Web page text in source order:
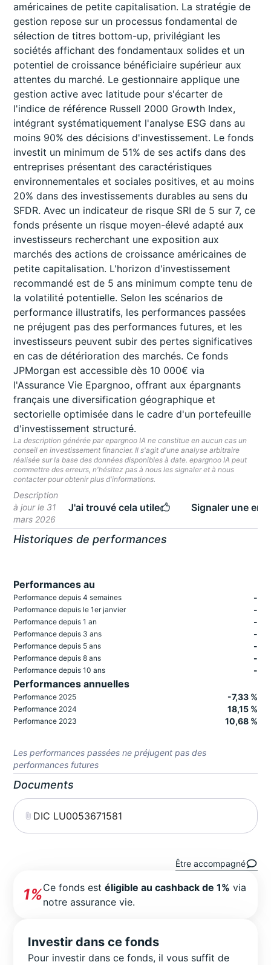
américaines de petite capitalisation. La stratégie de
gestion repose sur un processus fondamental de
sélection de titres bottom-up, privilégiant les
sociétés affichant des fondamentaux solides et un
potentiel de croissance bénéficiaire supérieur aux
attentes du marché. Le gestionnaire applique une
gestion active avec latitude pour s'écarter de
l'indice de référence Russell 2000 Growth Index,
intégrant systématiquement l'analyse ESG dans au
moins 90% des décisions d'investissement. Le fonds
investit un minimum de 51% de ses actifs dans des
entreprises présentant des caractéristiques
environnementales et sociales positives, et au moins
20% dans des investissements durables au sens du
SFDR. Avec un indicateur de risque SRI de 5 sur 7, ce
fonds présente un risque moyen-élevé adapté aux
investisseurs recherchant une exposition aux
marchés des actions de croissance américaines de
petite capitalisation. L'horizon d'investissement
recommandé est de 5 ans minimum compte tenu de
la volatilité potentielle. Selon les scénarios de
performance illustratifs, les performances passées
ne préjugent pas des performances futures, et les
investisseurs peuvent subir des pertes significatives
en cas de détérioration des marchés. Ce fonds
JPMorgan est accessible dès 10 000€ via
l'Assurance Vie Epargnoo, offrant aux épargnants
français une diversification géographique et
sectorielle optimisée dans le cadre d'un portefeuille
d'investissement structuré.
La description générée par epargnoo IA ne constitue en aucun cas un
conseil en investissement financier. Il s'agit d'une analyse arbitraire
réalisée sur la base des données disponibles à date. epargnoo IA peut
commettre des erreurs, n'hésitez pas à nous les signaler et à nous
contacter pour obtenir plus d'informations.
Description
à jour le 31
mars 2026
J'ai trouvé cela utile Signaler une
Historiques de performances
Performances au
Performance depuis 4 semaines -
Performance depuis le 1er janvier -
Performance depuis 1 an -
Performance depuis 3 ans -
Performance depuis 5 ans -
Performance depuis 8 ans -
Performance depuis 10 ans -
Performances annuelles
Performance 2025 -7,33 %
Performance 2024 18,15 %
Performance 2023 10,68 %
Les performances passées ne préjugent pas des
performances futures
Documents
DIC LU0053671581
Être accompagné
1%Ce fonds estéligible au cashback de 1% via
notre assurance vie.
Investir dans ce fonds
Pour investir dans ce fonds, il vous suffit de